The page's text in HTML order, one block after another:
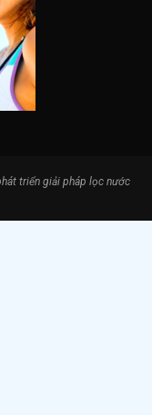
triển giải pháp lọc nước